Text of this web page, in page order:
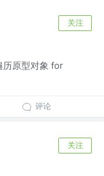
关注
历原型对象 for
评论
关注